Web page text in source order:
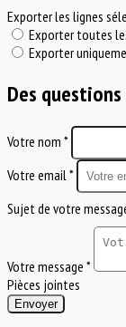
Exporter les lignes
Exporter toutes
Exporter
Des
Votre nom *
Votre email *
Sujet de votre
Votre message *
Pièces jointes
Envoyer